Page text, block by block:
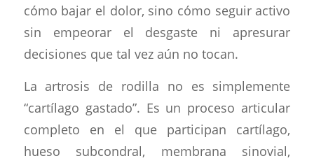
cómo bajar el dolor, sino cómo seguir activo
sin empeorar el desgaste ni apresurar
decisiones que tal vez aún no tocan.
La artrosis de rodilla no es simplemente
“cartílago gastado”. Es un proceso articular
completo en el que participan cartílago,
hueso subcondral, membrana sinovial,